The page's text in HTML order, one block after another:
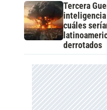
Tercera
cuáles
derrotados